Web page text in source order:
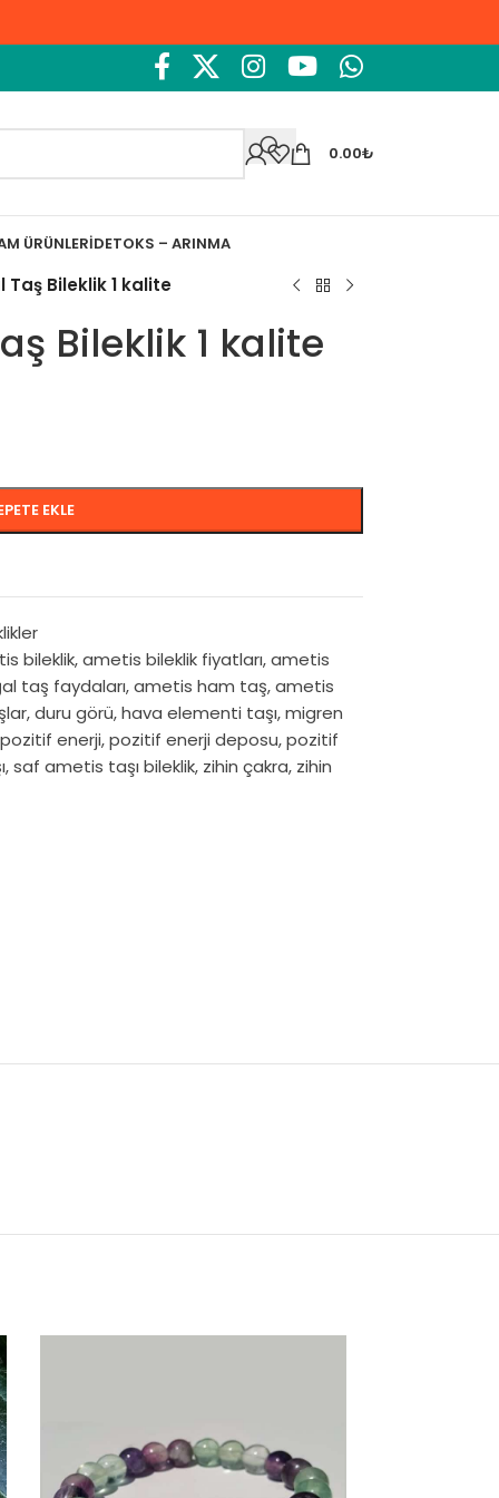
0.00₺
ÜRÜNLERIDETOKS – ARINMA
Bileklik 1 kalite
Bileklik 1 kalite
EKLE
bileklik,ametis bileklik fiyatları,ametis
taş faydaları,ametis ham taş,ametis
,duru görü,hava elementi taşı,migren
pozitif enerji,pozitif enerji deposu,pozitif
,saf ametis taşı bileklik, zihin çakra, zihin